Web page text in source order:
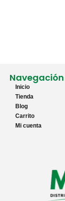
Navegación
Inicio
Tienda
Blog
Carrito
Mi cuenta